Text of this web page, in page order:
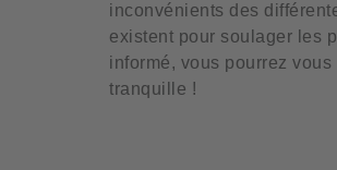
inconvénients des
existent pour soulager les
informé, vous pourrez
tranquille !